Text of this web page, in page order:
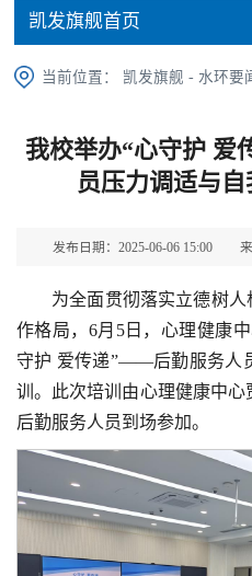
凯发旗舰首页
当前位置： 凯发旗舰 -水环要
我校举办“心守护
员压力调适与
发布日期：2025-06-06 15:00
为全面贯彻落实立德树人
作格局，6月5日，心理健康
守护 爱传递”——后勤服务人
训。此次培训由心理健康中心
后勤服务人员到场参加。